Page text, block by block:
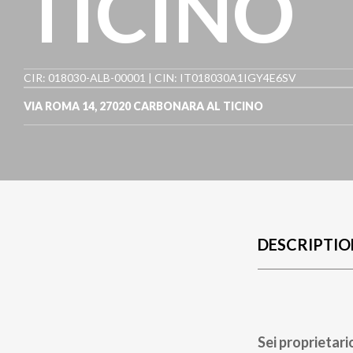
CIR: 018030-ALB-00001 | CIN: IT018030A1IGY4E6SV
VIA ROMA 14, 27020 CARBONARA AL TICINO
Sei